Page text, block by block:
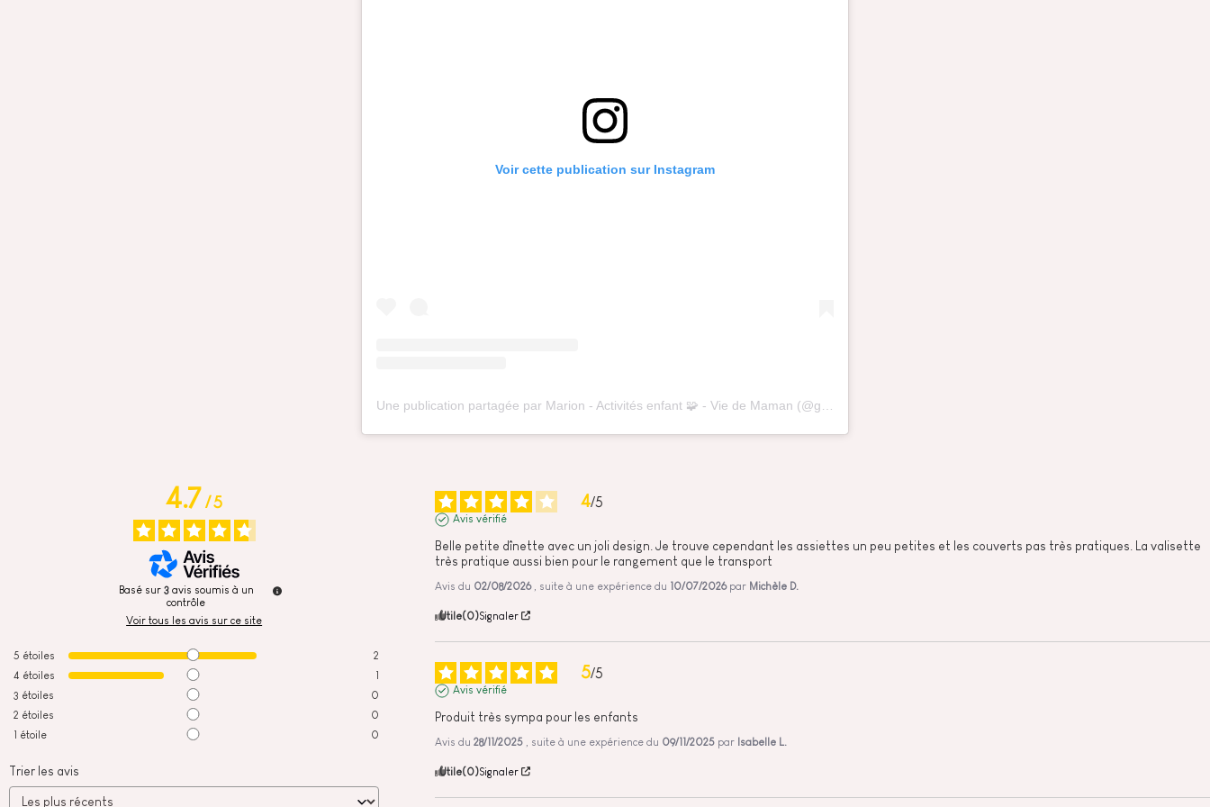
Voir cette publication sur Instagram
4.7/5
Basé sur 3 avis soumis à un
contrôle
Voir tous les avis sur ce site
5 étoiles
2
4 étoiles
1
3 étoiles
0
2 étoiles
0
1 étoile 0
Trier les avis
4/5
Avis vérifié
Belle petite dînette avec un joli design. Je trouve cependant les assiettes un peu petites et les couverts pas très pratiques. La valisette
très pratique aussi bien pour le rangement que le transport
Avis du 02/08/2026 , suite à une expérience du 10/07/2026 par Michèle D.
Utile(0)Signaler
5/5
Avis vérifié
Produit très sympa pour les enfants
Avis du28/11/2025 , suite à une expérience du 09/11/2025 par Isabelle L.
Utile(0)Signaler